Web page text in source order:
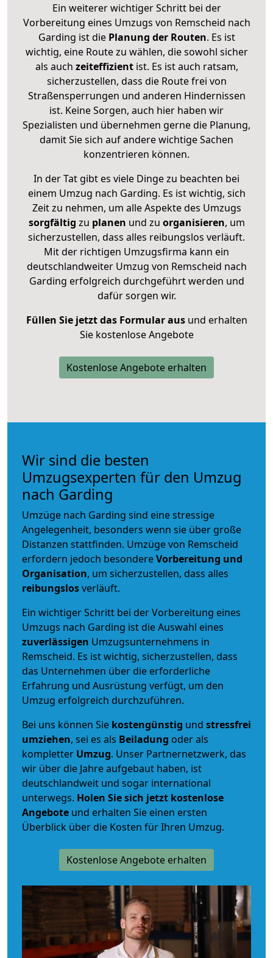
Ein weiterer wichtiger Schritt bei der
Vorbereitung eines Umzugs von Remscheid nach
Garding ist diePlanung der Routen. Es ist
wichtig, eine Route zu wählen, die sowohl sicher
als auch zeiteffizientist. Es ist auch ratsam,
sicherzustellen, dass die Route frei von
Straßensperrungen und anderen Hindernissen
ist. Keine Sorgen, auch hier haben wir
Spezialisten und übernehmen gerne die Planung,
damit Sie sich auf andere wichtige Sachen
konzentrieren können.
In der Tat gibt es viele Dinge zu beachten bei
einem Umzug nach Garding. Es ist wichtig, sich
Zeit zu nehmen, um alle Aspekte des Umzugs
sorgfältig zu planen und zu organisieren, um
sicherzustellen, dass alles reibungslos verläuft.
Mit der richtigen Umzugsfirma kann ein
deutschlandweiter Umzug von Remscheid nach
Garding erfolgreich durchgeführt werden und
dafür sorgen wir.
Füllen Sie jetzt das Formular ausund erhalten
Sie kostenlose Angebote
Kostenlose Angebote erhalten
Wir sind die besten
Umzugsexperten für den Umzug
nach Garding
Umzüge nach Garding sind eine stressige
Angelegenheit, besonders wenn sie über große
Distanzen stattfinden. Umzüge von Remscheid
erfordern jedoch besondereVorbereitung und
Organisation, um sicherzustellen, dass alles
reibungslosverläuft.
Ein wichtiger Schritt bei der Vorbereitung eines
Umzugs nach Garding ist die Auswahl eines
zuverlässigen Umzugsunternehmens in
Remscheid. Es ist wichtig, sicherzustellen, dass
das Unternehmen über die erforderliche
Erfahrung und Ausrüstung verfügt, um den
Umzug erfolgreich durchzuführen.
Bei uns können Sie kostengünstig und stressfrei
umziehen, sei es als Beiladung oder als
kompletter Umzug. Unser Partnernetzwerk, das
wir über die Jahre aufgebaut haben, ist
deutschlandweit und sogar international
unterwegs. Holen Sie sich jetzt kostenlose
Angebote und erhalten Sie einen ersten
Überblick über die Kosten für Ihren Umzug.
Kostenlose Angebote erhalten